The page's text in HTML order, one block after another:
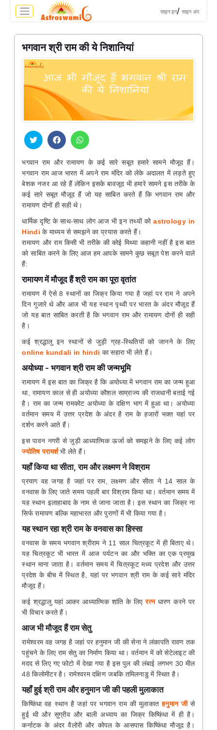
साइन इन/ साइन अप
भगवान श्री राम की ये निशानियां
भगवान राम और रामायण के कई सारे सबूत हमारे सामने मौजूद हैं।
भगवान राम आज भारत में अपने राम मंदिर को लेके अदालत में लड़ते हुए
बेशक नजर आ रहे हैं लेकिन इसके बावजूद भी हमारे सामने इस तरीके के
कई सारे सबूत मौजूद हैं जो यह साबित करते हैं कि भगवान राम और
रामायण दोनों ही सही थे।
धार्मिक दृष्टि के साथ-साथ लोग आज भी इन तथ्यों कोastrology in
Hindi के माध्यम से समझने का प्रयास करते हैं।
रामायण और राम किसी भी तरीके की कोई मिथ्या कहानी नहीं है इस बात
को साबित करने के लिए आज हम आपके सामने कुछ सबूत पेश करने वाले
हैं:
रामायण में मौजूद हैं श्री राम का पूरा वृतांत
रामायण में ऐसे 8 स्थानों का जिक्र किया गया है जहां पर राम ने अपने
दिन गुजारे थे और आज भी यह स्थान पृथ्वी पर भारत के अंदर मौजूद हैं
जो यह बात साबित करती है कि भगवान राम और रामायण दोनों ही सही
है।
कई श्रद्धालु इन स्थानों से जुड़ी ग्रह-स्थितियों को जानने के लिए
online kundali in hindi का सहारा भी लेते हैं।
अयोध्या - भगवान श्री राम की जन्मभूमि
रामायण में इस बात का जिक्र है कि अयोध्या में भगवान राम का जन्म हुआ
था, रामायण काल से ही अयोध्या कौशल साम्राज्य की राजधानी बताई गई
है। राम का जन्म रामकोट अयोध्या के दक्षिण भाग में हुआ था। अयोध्या
वर्तमान समय में उत्तर प्रदेश के अंदर है राम के हजारों भक्त यहां पर
दर्शन करने आते हैं।
इस पावन नगरी से जुड़ी आध्यात्मिक ऊर्जा को समझने के लिए कई लोग
ज्योतिष परामर्शभी लेते हैं।
यहाँ किया था सीता, राम और लक्ष्मण ने विश्राम
प्रयाग वह जगह है जहां पर राम, लक्ष्मण और सीता ने 14 साल के
वनवास के लिए जाते समय पहली बार विश्राम किया था। वर्तमान समय में
यह स्थान इलाहाबाद के नाम से जाना जाता है। इस स्थान का जिक्र ना
सिर्फ रामायण बल्कि महाभारत और पुराणों में भी किया गया है।
यह स्थान रहा श्री राम के वनवास का हिस्सा
वनवास के समय भगवान श्रीराम ने 11 साल चित्रकूट में ही बिताए थे।
यह चित्रकूट भी भारत में आज पर्यटन का और भक्ति का एक प्रमुख
स्थान माना जाता है। वर्तमान समय में चित्रकूट मध्य प्रदेश और उत्तर
प्रदेश के बीच में स्थित है, यहां पर भगवान श्री राम के कई सारे मंदिर
मौजूद हैं।
कई श्रद्धालु यहां आकर आध्यात्मिक शांति के लिएरत्नधारण करने पर
भी विचार करते हैं।
आज भी मौजूद हैं राम सेतु
रामेश्वरम वह जगह है जहां पर हनुमान जी की सेना ने लंकापति रावण तक
पहुंचने के लिए राम सेतु का निर्माण किया था। वर्तमान में को सेटेलाइट की
मदद से लिए गए फोटो में देखा गया है इस पुल की लंबाई लगभग 30 मील
48 किलोमीटर है। रामेश्वरम दक्षिण जबकि तमिलनाडु में स्थित है।
यहाँ हुई श्री राम और हनुमान जी की पहली मुलाकात
किष्किंधा वह स्थान है जहां पर भगवान राम की मुलाकातहनुमान जीसे
हुई थी और सुग्रीव और बाली अध्याय का जिक्र किष्किंधा में ही है।
कर्नाटक के अंदर वैलोरी और कोपल के आसपास किष्किंधा मौजूद है।